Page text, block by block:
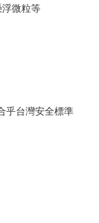
微粒等
乎台灣安全標準